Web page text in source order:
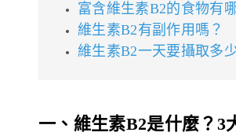
富含維生素B2的食物有
維生素B2有副作用嗎？
維生素B2一天要攝取多
一、維生素B2是什麼？3